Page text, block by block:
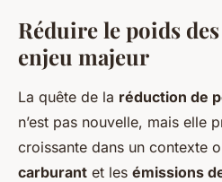
Réduire le poids
enjeu majeur
La quête de la réduction de
n’est pas nouvelle, mais elle
croissante dans un contexte
carburant et les émissions